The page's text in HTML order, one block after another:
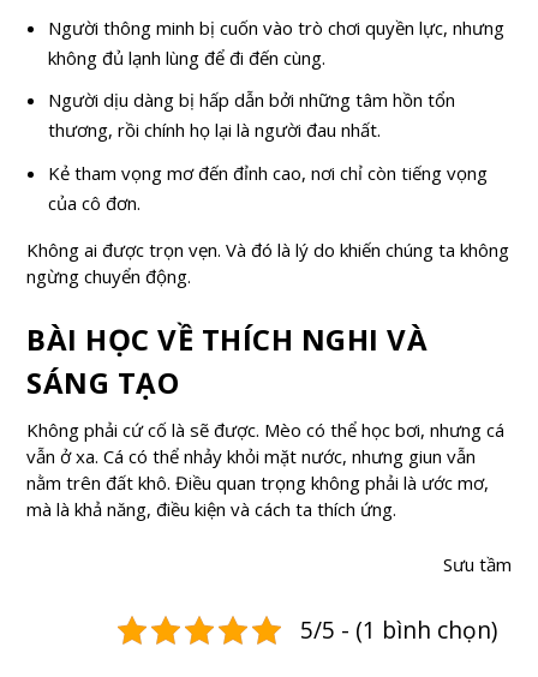
Người thông minh bị cuốn vào trò chơi quyền lực, nhưng
không đủ lạnh lùng để đi đến cùng.
Người dịu dàng bị hấp dẫn bởi những tâm hồn tổn
thương, rồi chính họ lại là người đau nhất.
Kẻ tham vọng mơ đến đỉnh cao, nơi chỉ còn tiếng vọng
của cô đơn.
Không ai được trọn vẹn. Và đó là lý do khiến chúng ta không
ngừng chuyển động.
BÀI HỌC VỀ THÍCH NGHI VÀ
SÁNG TẠO
Không phải cứ cố là sẽ được. Mèo có thể học bơi, nhưng cá
vẫn ở xa. Cá có thể nhảy khỏi mặt nước, nhưng giun vẫn
nằm trên đất khô. Điều quan trọng không phải là ước mơ,
mà là khả năng, điều kiện và cách ta thích ứng.
Sưu tầm
5/5 - (1 bình chọn)